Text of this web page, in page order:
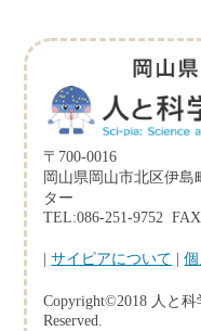
〒700-0016
岡山県岡山市北区伊島
ター
TEL:086-251-9752
|サイピアについて |
Copyright©2018 人と
Reserved.